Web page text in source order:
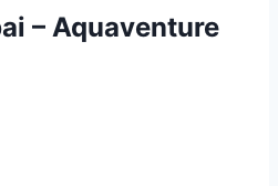
– Aquaventure